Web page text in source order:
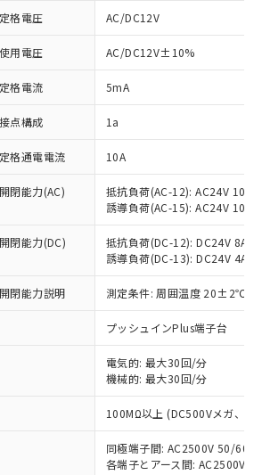
定格電圧 AC/DC12V
使用電圧 AC/DC12V±10%
定格電流 5mA
接点構成 1a
定格通電電流 10A
開閉能力(AC)
抵抗負荷(AC-12): AC24V 10A/
誘導負荷(AC-15): AC24V
開閉能力(DC)
抵抗負荷(DC-12): DC24V 8A/
誘導負荷(DC-13): DC24V 4A/
開閉能力説明 測定条件: 周囲温度 20±2℃、
プッシュインPlus端子台
電気的: 最大30回/分
機械的: 最大30回/分
100MΩ以上 (DC500Vメガ、点
同極端子間: AC2500V 50/
各端子とアース間: AC2500V
条件
をお読みいただき、同意のうえ
ビスは、当社制御機器事業取扱
当社在庫状況および標準価格
)を提供させていただくもので
御機器事業取扱商品の中には、
ビスの対象外となる商品もある
ご了承ください。
況および標準価格照会結果は、
ている更新日時点での社内デー
づき作成されるものであり、閲
た時点での実際の在庫および標
とは異なる場合があることをご
：EU RoHS指令（10物質）の
した製品が提供可能な商品で
EU RoHS指令（10物質）の非含
製品に切り替える予定のある
し：EU RoHS指令（10物質）の
対応の商品で、対応品を出す予
中：EU RoHS指令（10物質）の
応状況を調査中または確認中の
ライセンス料など無形物で、有
関係のない商品です。
事情により、非含有部品として
含有品と判明した場合などや
更することがあります。
10物質）：
以下、 水銀(Hg) 1000ppm以下、 カド
1000ppm以下、ポリ臭化ビフェニル
以下、ポリ臭化ジフェニルエーテル類
均質材料含有率が中国RoHSの
あることを示します。
均質材料含有率が中国RoHSの
ていることを示します。
確認です。当社販売部門へお問
質の基準値 (GB/T26572)：
、 Hg(水銀) : 1000ppm、 Cd(カドミウ
ム) : 1000ppm、 PBBs(ポリ臭化ビフェ
、これら貴社製品のうち、外国
よび外国貿易法に定める商品
｢規制貨物等」という）を輸出
国外への提供する場合は、日本
取得するなどの必要な手続きを